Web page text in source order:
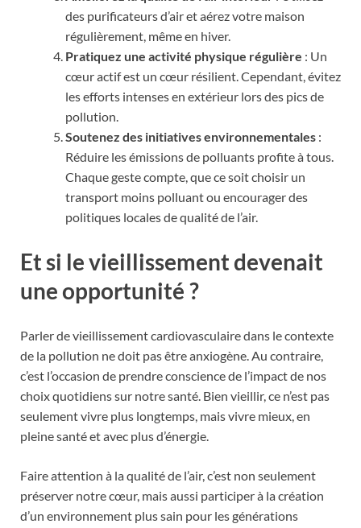
des purificateurs d’air et aérez votre maison
régulièrement, même en hiver.
Pratiquez une activité physique régulière : Un
cœur actif est un cœur résilient. Cependant, évitez
les efforts intenses en extérieur lors des pics de
pollution.
Soutenez des initiatives environnementales :
Réduire les émissions de polluants profite à tous.
Chaque geste compte, que ce soit choisir un
transport moins polluant ou encourager des
politiques locales de qualité de l’air.
Et si le vieillissement devenait
une opportunité ?
Parler de vieillissement cardiovasculaire dans le contexte
de la pollution ne doit pas être anxiogène. Au contraire,
c’est l’occasion de prendre conscience de l’impact de nos
choix quotidiens sur notre santé. Bien vieillir, ce n’est pas
seulement vivre plus longtemps, mais vivre mieux, en
pleine santé et avec plus d’énergie.
Faire attention à la qualité de l’air, c’est non seulement
préserver notre cœur, mais aussi participer à la création
d’un environnement plus sain pour les générations